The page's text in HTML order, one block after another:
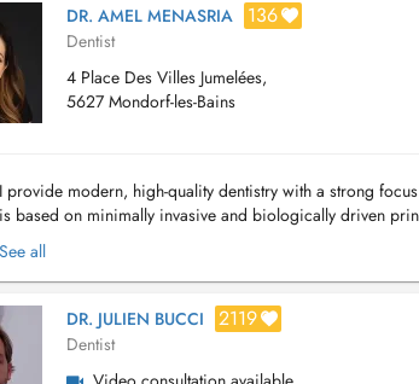
DR. AMEL MENASRIA 136
Dentist
4 Place Des Villes Jumelées,
5627 Mondorf-les-Bains
I provide modern, high-quality dentistry with a strong
is based on minimally invasive and biologically driven
deep understanding of each patients needs, en...
See all
DR. JULIEN BUCCI 2119
Dentist